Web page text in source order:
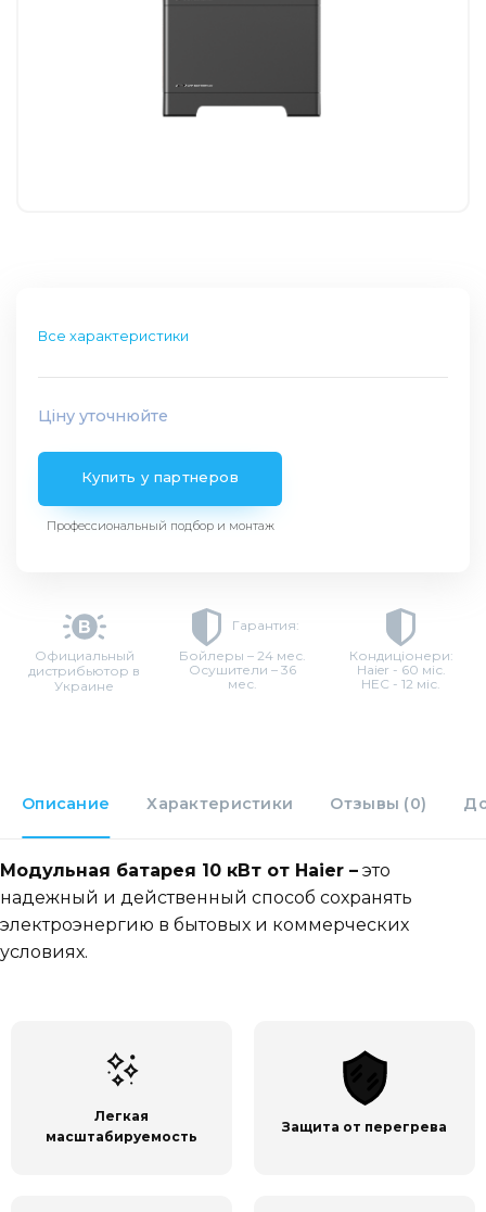
Все характеристики
Ціну уточнюйте
Купить у партнеров
Профессиональный подбор и монтаж
Официальный
дистрибьютор в
Украине
Гарантия:
Бойлеры – 24 мес.
Осушители – 36
мес.
Кондиціонери:
Haier - 60 міс.
HEC - 12 міс.
Описание Характеристики Отзывы (0)
Модульная батарея 10 кВт от Haier – это
надежный и действенный способ сохранять
электроэнергию в бытовых и коммерческих
условиях.
Легкая
масштабируемость
Защита от перегрева